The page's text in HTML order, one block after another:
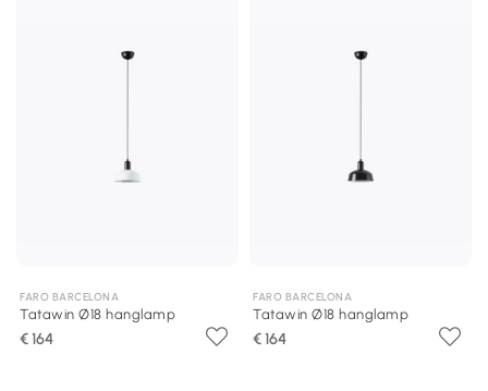
FARO BARCELONA
Tatawin Ø18 hanglamp
€ 164
FARO BARCELONA
Tatawin Ø18 hanglamp
€ 164